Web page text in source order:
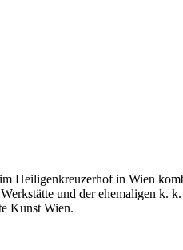
Heiligenkreuzerhof in Wien
und der ehemaligen k. k.
Kunst Wien.